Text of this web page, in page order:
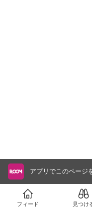
アプリでこのページ
フィード 見つけ